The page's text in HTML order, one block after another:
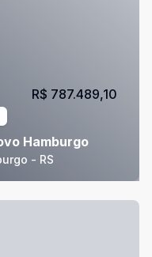
Hamburgo
- RS
R$ 787.489,10